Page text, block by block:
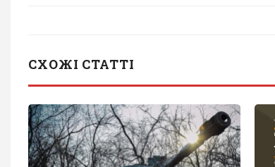
СХОЖІ СТАТТІ